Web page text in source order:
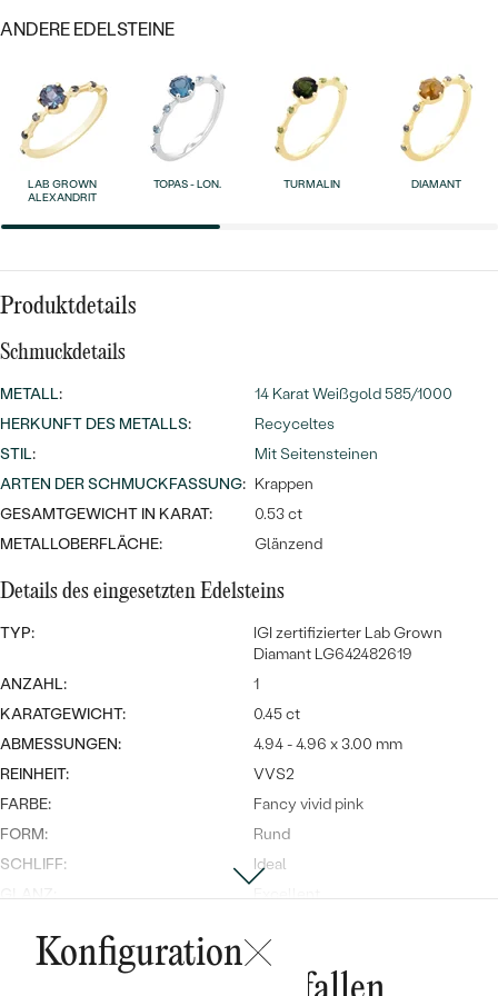
Meistverkaufte
Eheringe
ANSCHAUEN
NACH MATERIAL
GOLD
PLATIN
SILBER
Wave Kollektion
EDELSTEINSCHMUCK
SCHMUCK MIT LAB GROWN
DIAMANTEN
PERLENSCHMUCK
PERSONALISIERT
SYMBOLISCH
MINIMALISTISCH
NACH DER FARBE
DIAMANTEN
Meistverkaufte
Ohrrinnge
ANSEHEN
PREISWERTE
LUXURIÖSE
Personalisierte
Halsketten
Meistverkaufte
Ringe
ANDERE EDELSTEINE
LAB GROWN
ALEXANDRIT
TOPAS - LON. TURMALIN DIAMANT
Produktdetails
Schmuckdetails
METALL:
14 Karat Weißgold 585/1000
HERKUNFT DES METALLS:
Recyceltes
STIL:
Mit Seitensteinen
ARTEN DER SCHMUCKFASSUNG: Krappen
GESAMTGEWICHT IN KARAT:
0.53 ct
METALLOBERFLÄCHE:
Glänzend
Details des eingesetzten Edelsteins
TYP:
IGI zertifizierter Lab Grown
Diamant LG642482619
ANZAHL:
1
KARATGEWICHT:
0.45 ct
ABMESSUNGEN:
4.94 - 4.96 x 3.00 mm
REINHEIT:
VVS2
FARBE:
Fancy vivid pink
FORM:
Rund
SCHLIFF:
Ideal
GLANZ:
Excellent
FLUORESZENZ:
Slight
Im Labor hergestellt
Konfiguration